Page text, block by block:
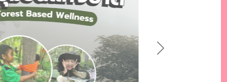
Next